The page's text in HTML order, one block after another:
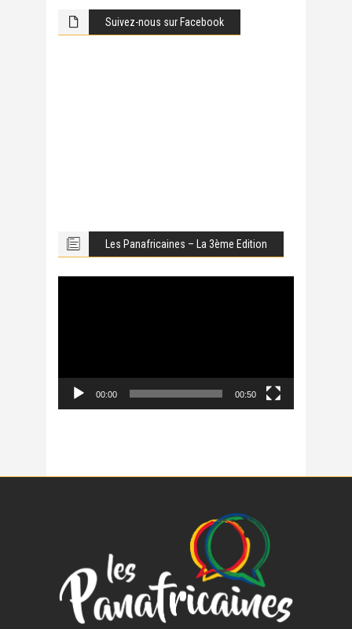
Suivez-nous sur Facebook
Les Panafricaines – La 3ème Edition
00:00 00:50